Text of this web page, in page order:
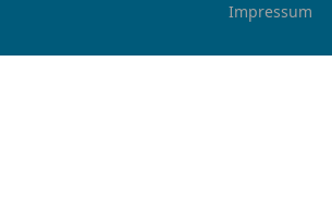
Impressum